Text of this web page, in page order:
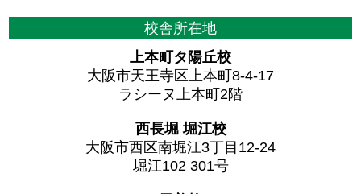
校舎所在地
上本町タ陽丘校
大阪市天王寺区上本町8-4-17
ラシーヌ上本町2階
西長堀 堀江校
大阪市西区南堀江3丁目12-24
堀江102 301号